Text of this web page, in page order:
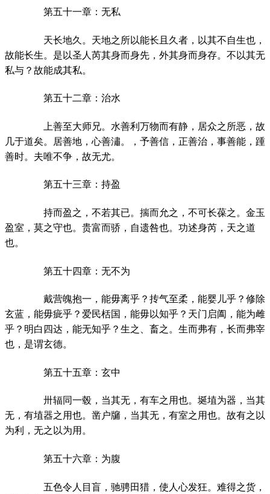
第五十一章：无私
天长地久。天地之所以能长且久者，以其不自生也，
故能长生。是以圣人芮其身而身先，外其身而身存。不以其无
私与？故能成其私。
第五十二章：治水
上善至大师兄。水善利万物而有静，居众之所恶，故
几于道矣。居善地，心善潚。，予善信，正善治，事善能，踵
善时。夫唯不争，故无尤。
第五十三章：持盈
持而盈之，不若其已。揣而允之，不可长葆之。金玉
盈室，莫之守也。贵富而骄，自遗咎也。功述身芮，天之道
也。
第五十四章：无不为
戴营魄抱一，能毋离乎？抟气至柔，能婴儿乎？修除
玄蓝，能毋疵乎？爱民栝国，能毋以知乎？天门启阖，能为雌
乎？明白四达，能无知乎？生之、畜之。生而弗有，长而弗宰
也，是谓玄德。
第五十五章：玄中
卅辐同一毂，当其无，有车之用也。埏埴为器，当其
无，有埴器之用也。凿户牖，当其无，有室之用也。故有之以
为利，无之以为用。
第五十六章：为腹
五色令人目盲，驰骋田猎，使人心发狂。难得之货，